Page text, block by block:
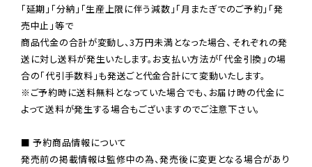
「延期」「分納」「生産上限に伴う減数」「月またぎでのご予約」「発
売中止」等で
商品代金の合計が変動し、3万円未満となった場合、それぞれの発
送に対し送料が発生いたします。お支払い方法が「代金引換」の場
※ご予約時に送料無料となっていた場合でも、お届け時の代金に
よって送料が発生する場合もございますのでご注意下さい。
■ 予約商品情報について
発売前の掲載情報は監修中の為、発売後に変更となる場合があり